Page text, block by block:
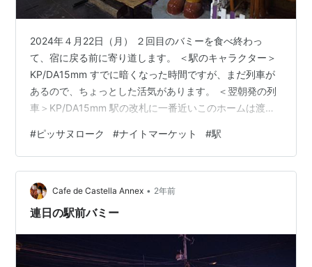
2024年４月22日（月） ２回目のバミーを食べ終わっ
て、宿に戻る前に寄り道します。 ＜駅のキャラクター＞
KP/DA15mm すでに暗くなった時間ですが、まだ列車が
あるので、ちょっとした活気があります。 ＜翌朝発の列
車＞KP/DA15mm 駅の改札に一番近いこのホームは渡り
ません。 そのため、ピッサヌローク止まりの列車が停車
中です。翌朝始発となる5:55発403番列車、シアラット
（チェンマイ方面）行きでしょうか。 列車待ちをしてい
るような人は、次の夜行快速で最後のひと稼ぎをしよう
とするために待機していると思われます。 数分間の停車
#ピッサヌローク #ナイトマーケット #駅
Cafe de Castella Annex • 2年前
連日の駅前バミー